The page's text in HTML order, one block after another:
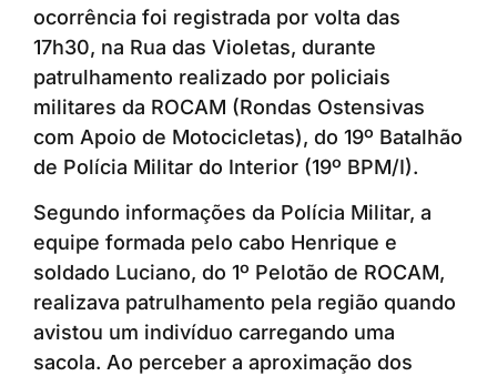
ocorrência foi registrada por volta das
17h30, na Rua das Violetas, durante
patrulhamento realizado por policiais
militares da ROCAM (Rondas Ostensivas
com Apoio de Motocicletas), do 19º Batalhão
de Polícia Militar do Interior (19º BPM/I).
Segundo informações da Polícia Militar, a
equipe formada pelo cabo Henrique e
soldado Luciano, do 1º Pelotão de ROCAM,
realizava patrulhamento pela região quando
avistou um indivíduo carregando uma
sacola. Ao perceber a aproximação dos